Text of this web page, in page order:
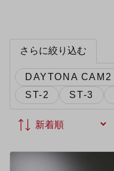
さらに絞り込む
DAYTONA CAM2
ST-2
ST-3